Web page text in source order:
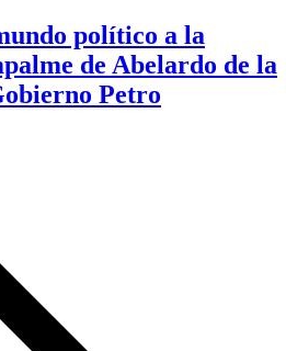
político a la
de Abelardo de la
Petro